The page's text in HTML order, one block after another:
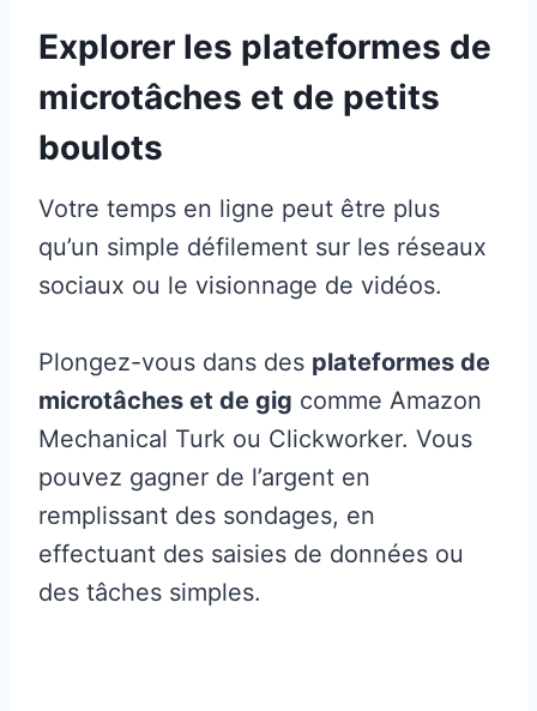
Explorer les plateformes de
microtâches et de petits
boulots
Votre temps en ligne peut être plus
qu’un simple défilement sur les réseaux
sociaux ou le visionnage de vidéos.
Plongez-vous dans des plateformes de
microtâches et de gig comme Amazon
Mechanical Turk ou Clickworker. Vous
pouvez gagner de l’argent en
remplissant des sondages, en
effectuant des saisies de données ou
des tâches simples.